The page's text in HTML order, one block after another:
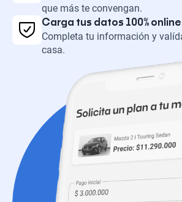
que más te convengan.
Carga tus datos 100% online
Completa tu información y
casa.